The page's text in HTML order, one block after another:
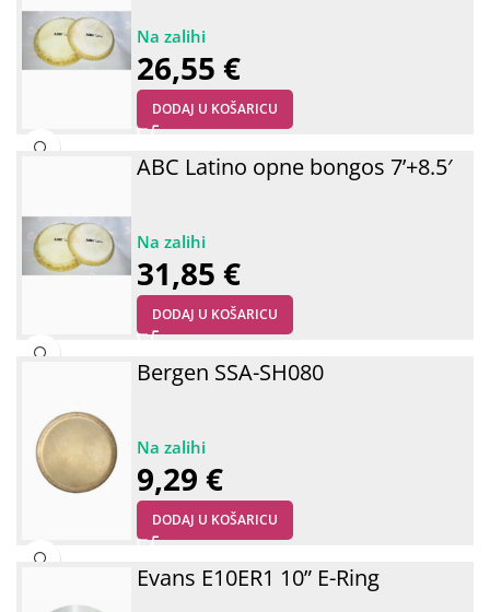
26,55 €
DODAJ U KOŠARICU
ABC Latino opne bongos 7’+8.5′
31,85 €
DODAJ U KOŠARICU
Bergen SSA-SH080
9,29 €
DODAJ U KOŠARICU
Evans E10ER1 10” E-Ring